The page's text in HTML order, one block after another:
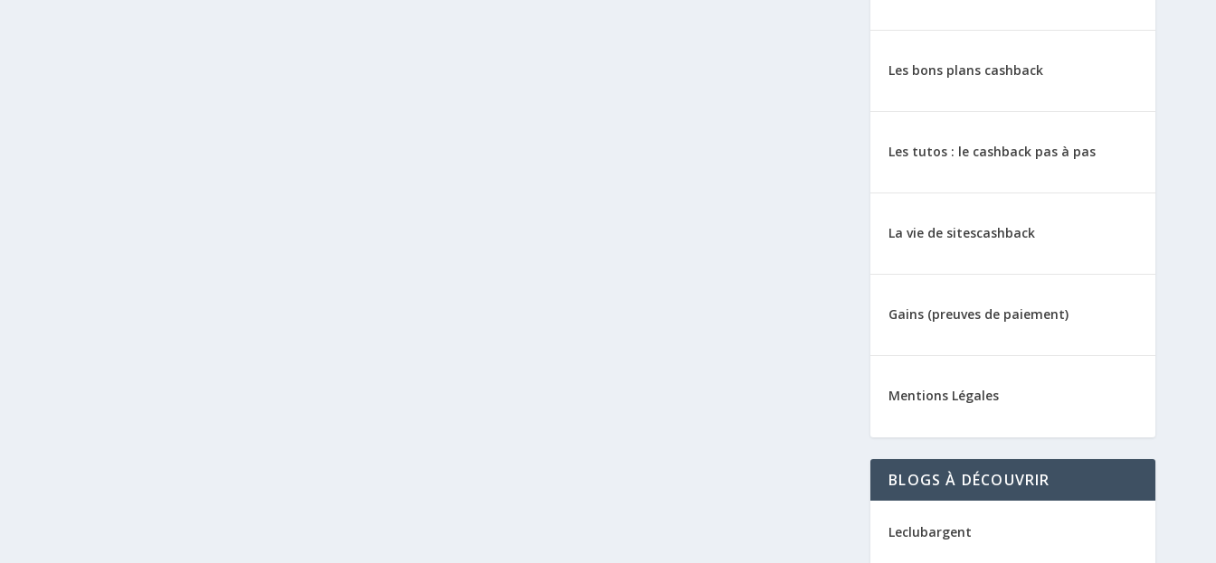
Les bons plans cashback
Les tutos : le cashback pas à pas
La vie de sitescashback
Gains (preuves de paiement)
Mentions Légales
BLOGS À DÉCOUVRIR
Leclubargent